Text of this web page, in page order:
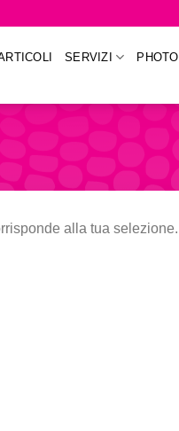
SERVIZI PHOTO
alla tua selezione.